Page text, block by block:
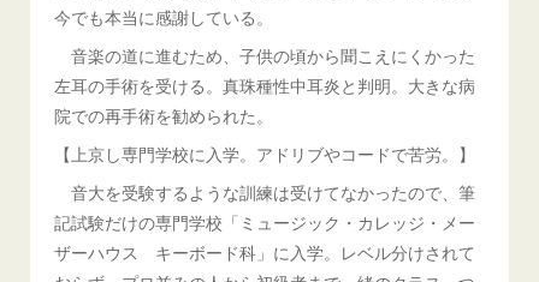
今でも本当に感謝している。
音楽の道に進むため、子供の頃から聞こえにくかった
左耳の手術を受ける。真珠種性中耳炎と判明。大きな病
院での再手術を勧められた。
【上京し専門学校に入学。アドリブやコードで苦労。】
音大を受験するような訓練は受けてなかったので、筆
記試験だけの専門学校「ミュージック・カレッジ・メー
ザーハウス キーボード科」に入学。レベル分けされて